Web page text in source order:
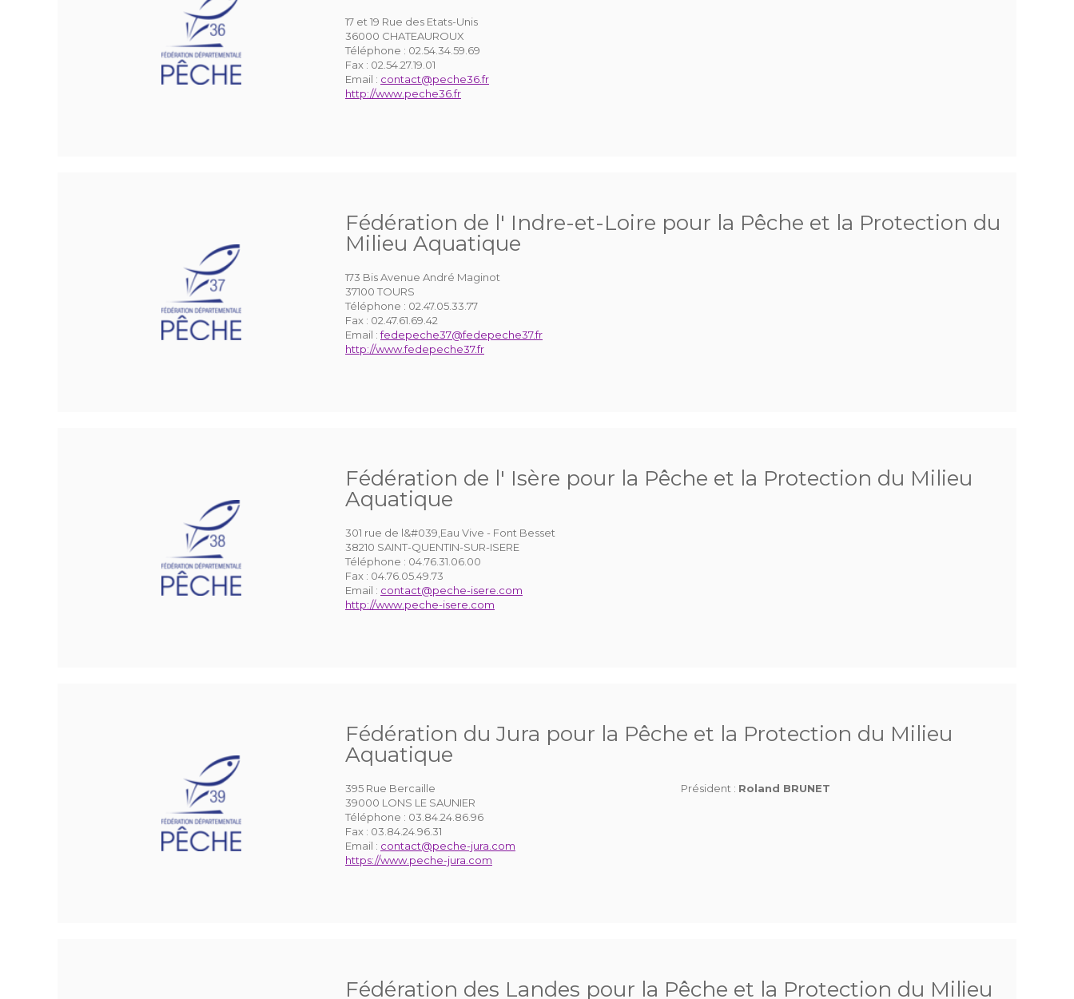
17 et 19 Rue des Etats-Unis
36000 CHATEAUROUX
Téléphone : 02.54.34.59.69
Fax : 02.54.27.19.01
Email : contact@peche36.fr
http://www.peche36.fr
Fédération de l' Indre-et-Loire pour la Pêche et la Protection du
Milieu Aquatique
173 Bis Avenue André Maginot
37100 TOURS
Téléphone : 02.47.05.33.77
Fax : 02.47.61.69.42
Email :fedepeche37@fedepeche37.fr
http://www.fedepeche37.fr
Fédération de l' Isère pour la Pêche et la Protection du Milieu
Aquatique
301 rue de l&#039,Eau Vive - Font Besset
38210 SAINT-QUENTIN-SUR-ISERE
Téléphone : 04.76.31.06.00
Fax : 04.76.05.49.73
Email : contact@peche-isere.com
http://www.peche-isere.com
Fédération du Jura pour la Pêche et la Protection du Milieu
Aquatique
395 Rue Bercaille
39000 LONS LE SAUNIER
Téléphone : 03.84.24.86.96
Fax : 03.84.24.96.31
Email : contact@peche-jura.com
https://www.peche-jura.com
Président : Roland BRUNET
Fédération des Landes pour la Pêche et la Protection du Milieu